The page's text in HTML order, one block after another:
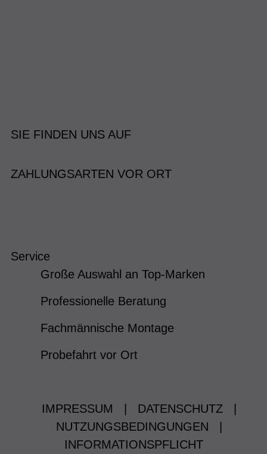
SIE FINDEN UNS AUF
ZAHLUNGSARTEN VOR ORT
Service
Große Auswahl an Top-Marken
Professionelle Beratung
Fachmännische Montage
Probefahrt vor Ort
IMPRESSUM DATENSCHUTZ
NUTZUNGSBEDINGUNGEN
INFORMATIONSPFLICHT